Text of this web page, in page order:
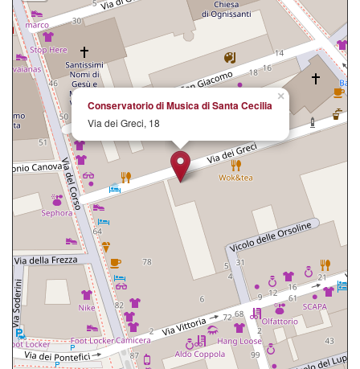
×
Conservatorio di Musica di Santa Cecilia
Via dei Greci, 18